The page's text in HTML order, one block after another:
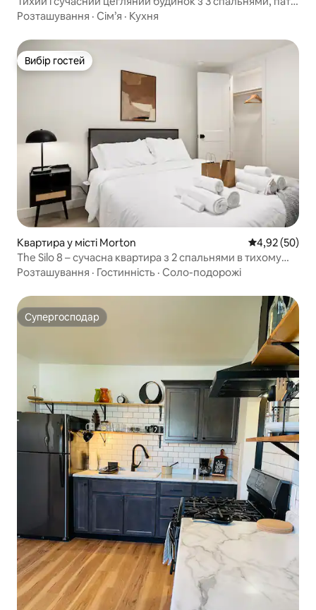
та робочим простором!
Розташування · Сім’я · Кухня
Вибір гостей
Вибір гостей
Квартира у місті Morton Середня
4,92 (50)
The Silo 8 – сучасна квартира з 2 спальнями в тихому
районі
Розташування · Гостинність · Соло-подорожі
Супергосподар
Супергосподар